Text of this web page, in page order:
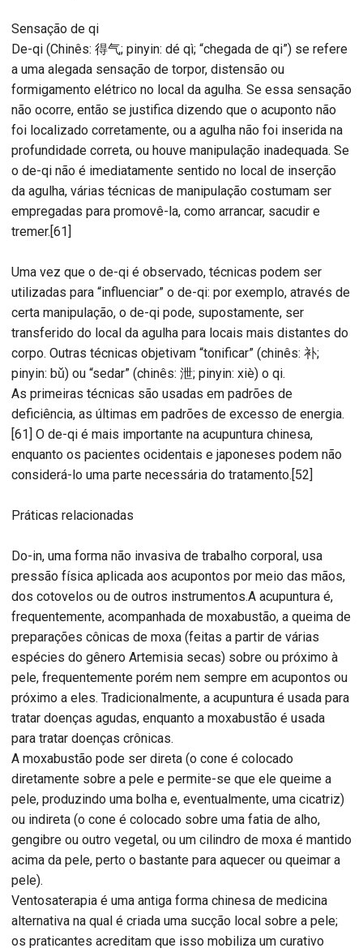
Sensação de qi
De-qi (Chinês: 得气; pinyin: dé qì; “chegada de qi”) se refere
a uma alegada sensação de torpor, distensão ou
formigamento elétrico no local da agulha. Se essa sensação
não ocorre, então se justifica dizendo que o acuponto não
foi localizado corretamente, ou a agulha não foi inserida na
profundidade correta, ou houve manipulação inadequada. Se
o de-qi não é imediatamente sentido no local de inserção
da agulha, várias técnicas de manipulação costumam ser
empregadas para promovê-la, como arrancar, sacudir e
tremer.[61]
Uma vez que o de-qi é observado, técnicas podem ser
utilizadas para “influenciar” o de-qi: por exemplo, através de
certa manipulação, o de-qi pode, supostamente, ser
transferido do local da agulha para locais mais distantes do
corpo. Outras técnicas objetivam “tonificar” (chinês: 补;
pinyin: bǔ) ou “sedar” (chinês: 泄; pinyin: xiè) o qi.
As primeiras técnicas são usadas em padrões de
deficiência, as últimas em padrões de excesso de energia.
[61] O de-qi é mais importante na acupuntura chinesa,
enquanto os pacientes ocidentais e japoneses podem não
considerá-lo uma parte necessária do tratamento.[52]
Práticas relacionadas
Do-in, uma forma não invasiva de trabalho corporal, usa
pressão física aplicada aos acupontos por meio das mãos,
dos cotovelos ou de outros instrumentos.A acupuntura é,
frequentemente, acompanhada de moxabustão, a queima de
preparações cônicas de moxa (feitas a partir de várias
espécies do gênero Artemisia secas) sobre ou próximo à
pele, frequentemente porém nem sempre em acupontos ou
próximo a eles. Tradicionalmente, a acupuntura é usada para
tratar doenças agudas, enquanto a moxabustão é usada
para tratar doenças crônicas.
A moxabustão pode ser direta (o cone é colocado
diretamente sobre a pele e permite-se que ele queime a
pele, produzindo uma bolha e, eventualmente, uma cicatriz)
ou indireta (o cone é colocado sobre uma fatia de alho,
gengibre ou outro vegetal, ou um cilindro de moxa é mantido
acima da pele, perto o bastante para aquecer ou queimar a
pele).
Ventosaterapia é uma antiga forma chinesa de medicina
alternativa na qual é criada uma sucção local sobre a pele;
os praticantes acreditam que isso mobiliza um curativo